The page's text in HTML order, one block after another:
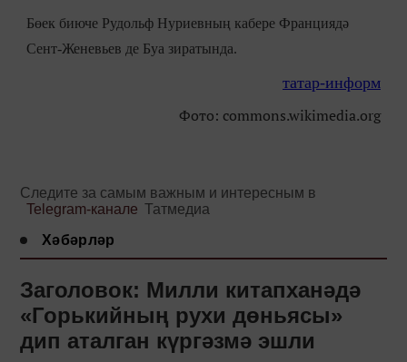
Бөек биюче Рудольф Нуриевның кабере Франциядә
Сент-Женевьев де Буа зиратында.
татар-информ
Фото: commons.wikimedia.org
Следите за самым важным и интересным в
Telegram-канале Татмедиа
Хәбәрләр
Заголовок: Милли китапханәдә
«Горькийның рухи дөньясы»
дип аталган күргәзмә эшли